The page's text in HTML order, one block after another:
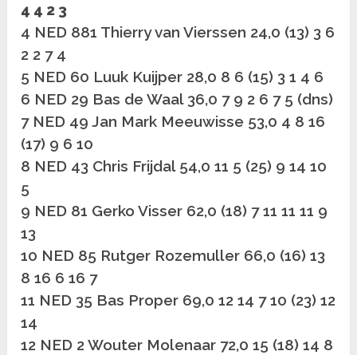
4 4 2 3
4 NED 881 Thierry van Vierssen 24,0 (13) 3 6
2 2 7 4
5 NED 60 Luuk Kuijper 28,0 8 6 (15) 3 1 4 6
6 NED 29 Bas de Waal 36,0 7 9 2 6 7 5 (dns)
7 NED 49 Jan Mark Meeuwisse 53,0 4 8 16
(17) 9 6 10
8 NED 43 Chris Frijdal 54,0 11 5 (25) 9 14 10
5
9 NED 81 Gerko Visser 62,0 (18) 7 11 11 11 9
13
10 NED 85 Rutger Rozemuller 66,0 (16) 13
8 16 6 16 7
11 NED 35 Bas Proper 69,0 12 14 7 10 (23) 12
14
12 NED 2 Wouter Molenaar 72,0 15 (18) 14 8